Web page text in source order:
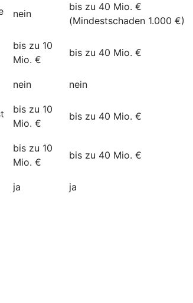
nein
bis zu 40 Mio. €
(Mindestschaden 1.000 €)
bis zu 10
Mio. €
bis zu 40 Mio. €
nein nein
bis zu 10
Mio. €
bis zu 40 Mio. €
bis zu 10
Mio. €
bis zu 40 Mio. €
ja ja